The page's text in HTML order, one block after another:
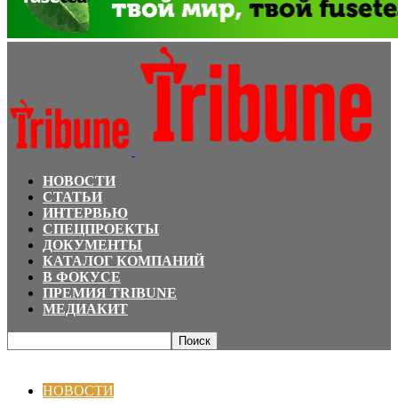
НОВОСТИ
СТАТЬИ
ИНТЕРВЬЮ
СПЕЦПРОЕКТЫ
ДОКУМЕНТЫ
КАТАЛОГ КОМПАНИЙ
В ФОКУСЕ
ПРЕМИЯ TRIBUNE
МЕДИАКИТ
НОВОСТИ